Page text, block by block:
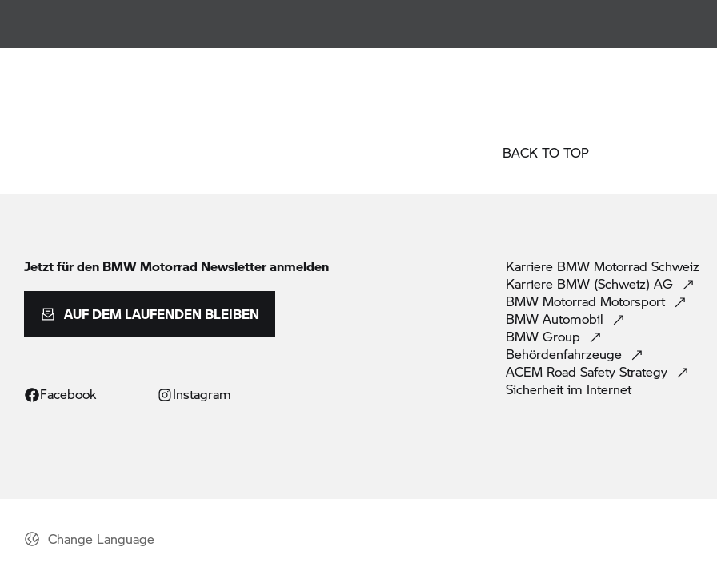
BACK TO TOP
Jetzt für den BMW Motorrad Newsletter anmelden
AUF DEM LAUFENDEN BLEIBEN
Facebook Instagram
Karriere BMW Motorrad Schweiz
Karriere BMW (Schweiz) AG
BMW Motorrad Motorsport
BMW Automobil
BMW Group
Behördenfahrzeuge
ACEM Road Safety Strategy
Sicherheit im Internet
Change Language